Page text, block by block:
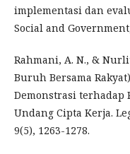
implementasi dan
Social and
Rahmani, A. N., &
Buruh Bersama
Demonstrasi terhadap
Undang Cipta Kerja.
9(5), 1263-1278.